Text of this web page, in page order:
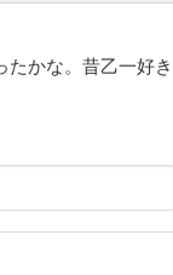
たかな。昔乙一好き